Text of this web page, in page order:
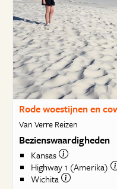
Rode woestijnen en
Van Verre Reizen
Bezienswaardigheden
Kansas
Highway 1 (Amerika)
Wichita